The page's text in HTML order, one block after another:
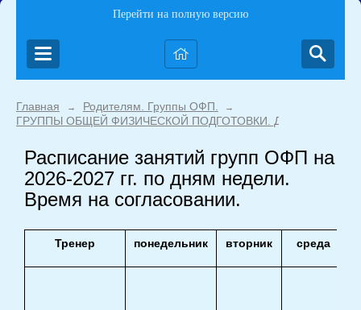
Перейти на полную версию
Главная → Родителям. Группы ОФП. →
ГРУППЫ ОБЩЕЙ ФИЗИЧЕСКОЙ ПОДГОТОВКИ. ДЕТИ с 4-Х ЛЕТ.
Расписание занятий групп ОФП на
2026-2027 гг. по дням недели.
Время на согласовании.
Тренер понедельник вторник среда